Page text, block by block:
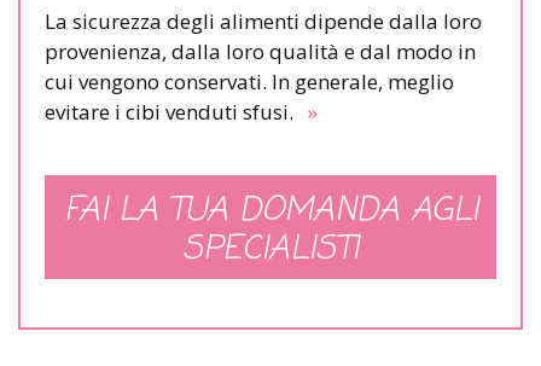
La sicurezza degli alimenti dipende dalla loro
provenienza, dalla loro qualità e dal modo in
cui vengono conservati. In generale, meglio
evitare i cibi venduti sfusi. »
FAI LA TUA DOMANDA AGLI
SPECIALISTI